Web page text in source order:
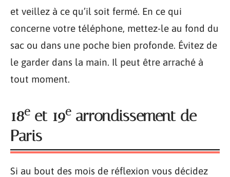
et veillez à ce qu’il soit fermé. En ce qui
concerne votre téléphone, mettez-le au fond du
sac ou dans une poche bien profonde. Évitez de
le garder dans la main. Il peut être arraché à
tout moment.
18eet 19earrondissement de
Paris
Si au bout des mois de réflexion vous décidez